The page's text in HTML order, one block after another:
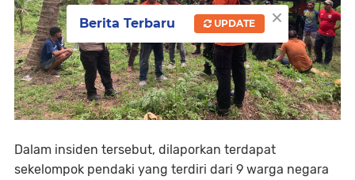
Dalam insiden tersebut, dilaporkan terdapat
sekelompok pendaki yang terdiri dari 9 warga negara
×
Berita Terbaru UPDATE